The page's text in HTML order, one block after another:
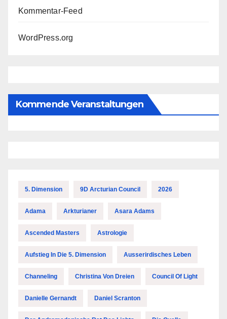
Kommentar-Feed
WordPress.org
Kommende Veranstaltungen
5. Dimension 9D Arcturian Council 2026
Adama Arkturianer Asara Adams
Ascended Masters Astrologie
Aufstieg In Die 5. Dimension Ausserirdisches Leben
Channeling Christina Von Dreien Council Of Light
Danielle Gernandt Daniel Scranton